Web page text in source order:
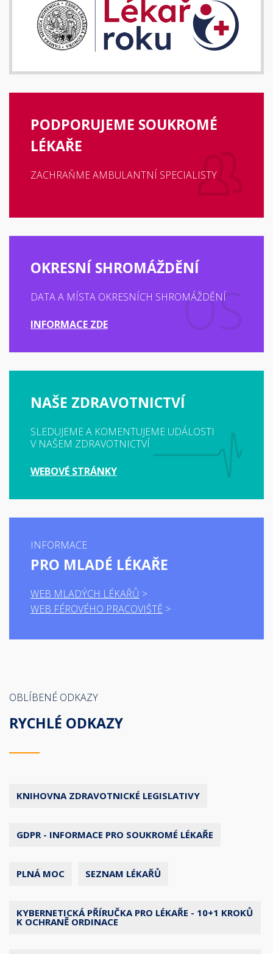
PODPORUJEME SOUKROMÉ
LÉKAŘE
ZACHRAŇME AMBULANTNÍ SPECIALISTY
OKRESNÍ SHROMÁŽDĚNÍ
DATA A MÍSTA OKRESNÍCH SHROMÁŽDĚNÍ
INFORMACE ZDE
NAŠE ZDRAVOTNICTVÍ
SLEDUJEME A KOMENTUJEME UDÁLOSTI
V NAŠEM ZDRAVOTNICTVÍ
WEBOVÉ STRÁNKY
INFORMACE
PRO MLADÉ LÉKAŘE
WEB MLADÝCH LÉKAŘŮ
WEB FÉROVÉHO PRACOVIŠTĚ
OBLÍBENÉ ODKAZY
RYCHLÉ ODKAZY
KNIHOVNA ZDRAVOTNICKÉ LEGISLATIVY
GDPR - INFORMACE PRO SOUKROMÉ LÉKAŘE
PLNÁ MOC SEZNAM LÉKAŘŮ
KYBERNETICKÁ PŘÍRUČKA PRO LÉKAŘE - 10+1 KROKŮ
K OCHRANĚ ORDINACE